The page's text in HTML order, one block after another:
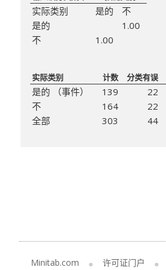
实际类别 是的
不
是的
1.00
不
1.00
实际类别
计数 分类有误
是的 （事件） 139 22
不
164 22
全部
303 44
Minitab.com 许可证门户